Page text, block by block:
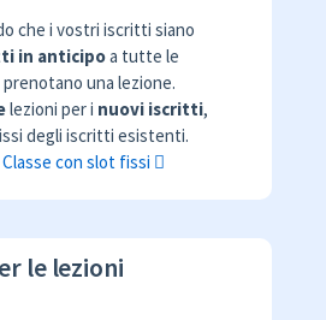
che i vostri iscritti siano
in anticipoa tutte le
una lezione.
lezioni per i nuovi iscritti,
degli iscritti esistenti.
Classe con slot fissi
le lezioni